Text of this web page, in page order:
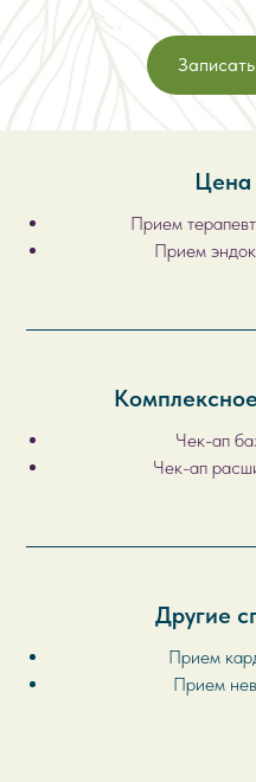
Цена
Прием
Прием
Чек-ап
Чек-ап
Другие
Прием
Прием